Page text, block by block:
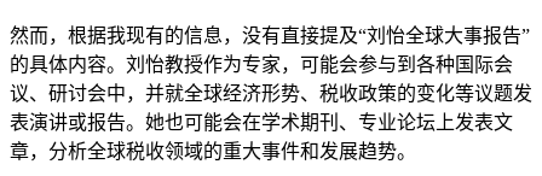
然而，根据我现有的信息，没有直接提及“刘怡全球大事报告”
的具体内容。刘怡教授作为专家，可能会参与到各种国际会
议、研讨会中，并就全球经济形势、税收政策的变化等议题发
表演讲或报告。她也可能会在学术期刊、专业论坛上发表文
章，分析全球税收领域的重大事件和发展趋势。